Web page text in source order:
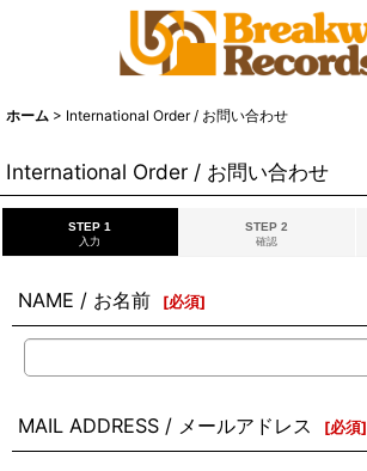
ホーム > International Order / お問い合わせ
International Order / お問い合わせ
STEP 1
入力
STEP 2
確認
NAME / お名前 [必須]
MAIL ADDRESS / メールアドレス [必須]